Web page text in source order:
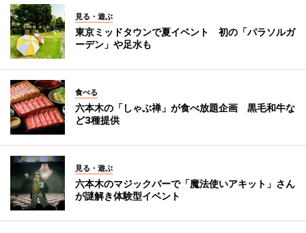
見る・遊ぶ
東京ミッドタウンで夏イベント 初の「パラソルガ
ーデン」や足水も
食べる
六本木の「しゃぶ禅」が食べ放題企画 黒毛和牛な
ど3種提供
見る・遊ぶ
六本木のマジックバーで「魔法使いアキット」さん
が謎解き体験型イベント